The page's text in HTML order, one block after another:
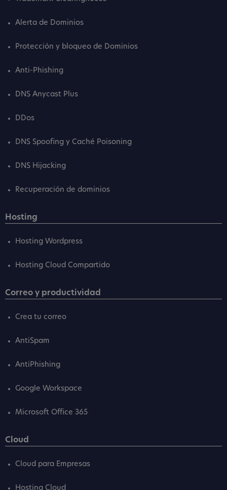
Alerta de Dominios
Protección y bloqueo de Dominios
Anti-Phishing
DNS Anycast Plus
DDos
DNS Spoofing y Caché Poisoning
DNS Hijacking
Recuperación de dominios
Hosting
Hosting Wordpress
Hosting Cloud Compartido
Correo y productividad
Crea tu correo
AntiSpam
AntiPhishing
Google Workspace
Microsoft Office 365
Cloud
Cloud para Empresas
Hosting Cloud